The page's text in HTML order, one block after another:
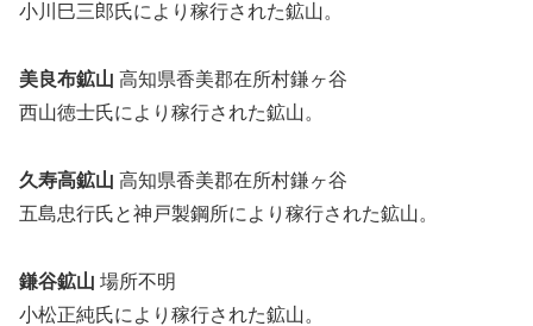
小川巳三郎氏により稼行された鉱山。
美良布鉱山 高知県香美郡在所村鎌ヶ谷
西山徳士氏により稼行された鉱山。
久寿高鉱山 高知県香美郡在所村鎌ヶ谷
五島忠行氏と神戸製鋼所により稼行された鉱山。
鎌谷鉱山 場所不明
小松正純氏により稼行された鉱山。